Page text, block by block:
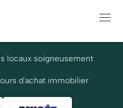
locaux soigneusement
d'achat immobilier